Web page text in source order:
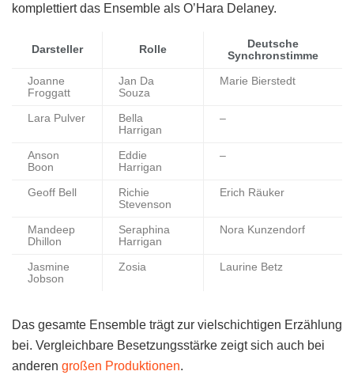
komplettiert das Ensemble als O’Hara Delaney.
Darsteller Rolle
Deutsche
Synchronstimme
Joanne
Froggatt
Jan Da
Souza
Marie Bierstedt
Lara Pulver
Bella
Harrigan
–
Anson
Boon
Eddie
Harrigan
–
Geoff Bell
Richie
Stevenson
Erich Räuker
Mandeep
Dhillon
Seraphina
Harrigan
Nora Kunzendorf
Jasmine
Jobson
Zosia Laurine Betz
Das gesamte Ensemble trägt zur vielschichtigen Erzählung
bei. Vergleichbare Besetzungsstärke zeigt sich auch bei
anderen großen Produktionen.